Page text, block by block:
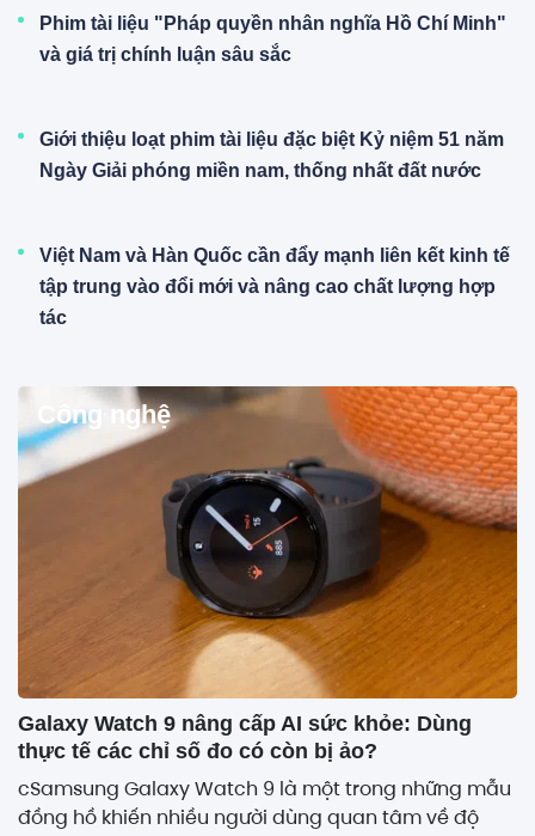
Phim tài liệu "Pháp quyền nhân nghĩa Hồ Chí Minh"
và giá trị chính luận sâu sắc
Giới thiệu loạt phim tài liệu đặc biệt Kỷ niệm 51 năm
Ngày Giải phóng miền nam, thống nhất đất nước
Việt Nam và Hàn Quốc cần đẩy mạnh liên kết kinh tế
tập trung vào đổi mới và nâng cao chất lượng hợp
tác
Công nghệ
Galaxy Watch 9 nâng cấp AI sức khỏe: Dùng
thực tế các chỉ số đo có còn bị ảo?
cSamsung Galaxy Watch 9 là một trong những mẫu
đồng hồ khiến nhiều người dùng quan tâm về độ